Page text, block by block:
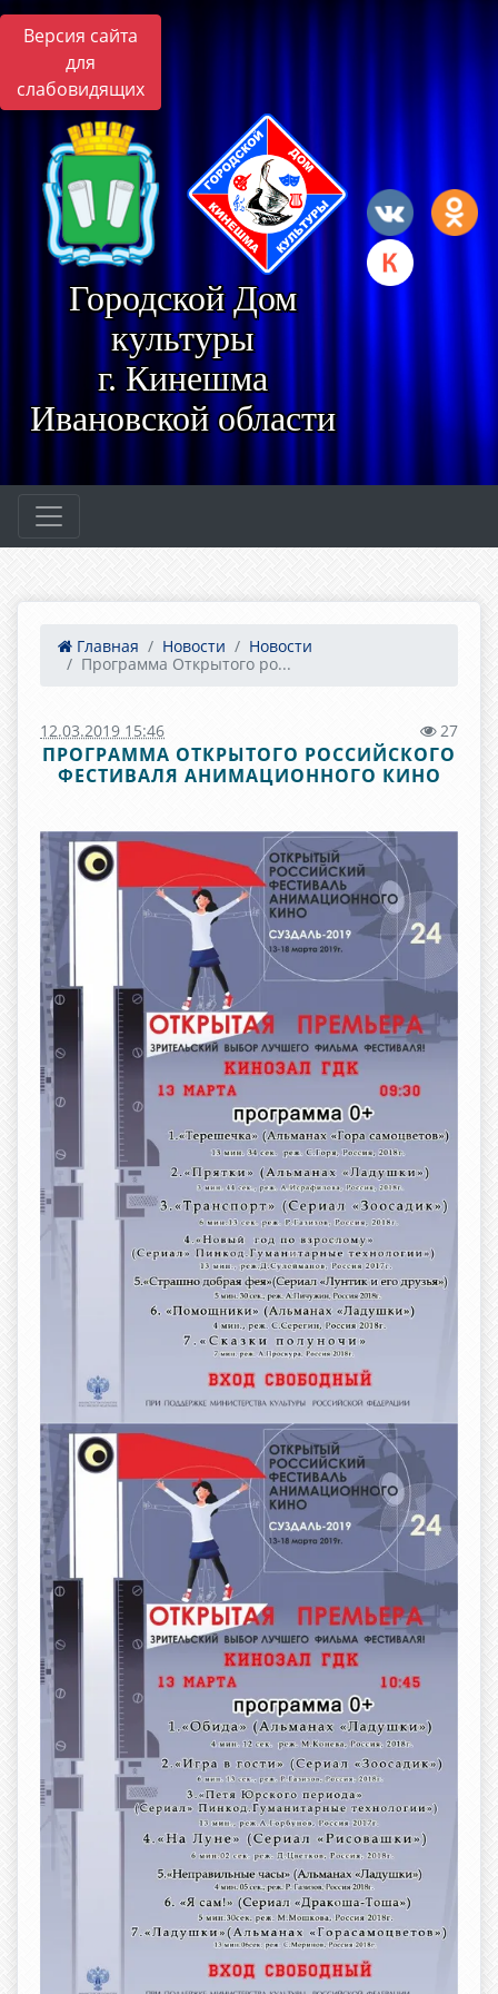
Версия сайта
для
слабовидящих
Городской Дом
культуры
г. Кинешма
Ивановской области
Главная Новости
Новости
Программа Открытого ро...
12.03.2019 15:46 27
ПРОГРАММА ОТКРЫТОГО РОССИЙСКОГО
ФЕСТИВАЛЯ АНИМАЦИОННОГО КИНО